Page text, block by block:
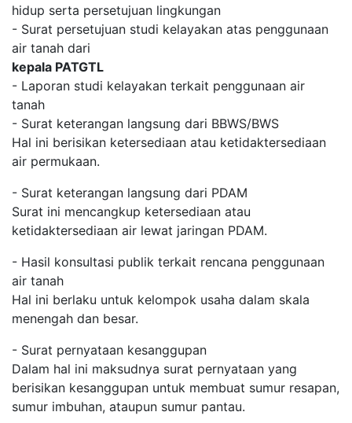
hidup serta persetujuan lingkungan
- Surat persetujuan studi kelayakan atas penggunaan
air tanah dari
kepala PATGTL
- Laporan studi kelayakan terkait penggunaan air
tanah
- Surat keterangan langsung dari BBWS/BWS
Hal ini berisikan ketersediaan atau ketidaktersediaan
air permukaan.
- Surat keterangan langsung dari PDAM
Surat ini mencangkup ketersediaan atau
ketidaktersediaan air lewat jaringan PDAM.
- Hasil konsultasi publik terkait rencana penggunaan
air tanah
Hal ini berlaku untuk kelompok usaha dalam skala
menengah dan besar.
- Surat pernyataan kesanggupan
Dalam hal ini maksudnya surat pernyataan yang
berisikan kesanggupan untuk membuat sumur resapan,
sumur imbuhan, ataupun sumur pantau.